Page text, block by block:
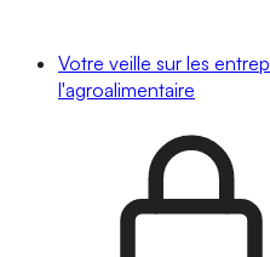
Votre veille sur les
l'agroalimentaire